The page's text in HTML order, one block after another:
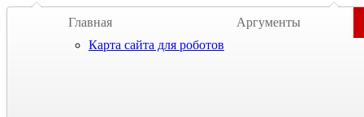
Главная
Карта сайта для роботов
Аргументы